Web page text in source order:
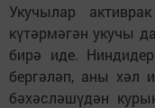
Укучылар
күтәрмәгән укучы
бирә иде.
бергәләп, аны хәл
бәхәсләшүдән